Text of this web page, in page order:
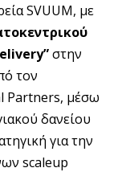
SVUUM, με
στην
τον
Partners, μέσω
δανείου
για την
scaleup